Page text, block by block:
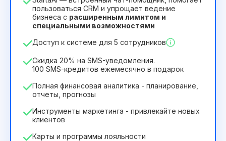
Срок действия лицензии
12 Months(скидка -25%) Выгодный
349₴ 244₴/месяц
пользоваться CRM и упрощает ведение
бизнеса с расширенным лимитом и
специальными возможностями
Доступ к системе для 5 сотрудников
Скидка 20% на SMS-уведомления.
100 SMS-кредитов ежемесячно в подарок
Полная финансовая аналитика - планирование,
отчеты, прогнозы
Инструменты маркетинга - привлекайте новых
клиентов
Карты и программы лояльности